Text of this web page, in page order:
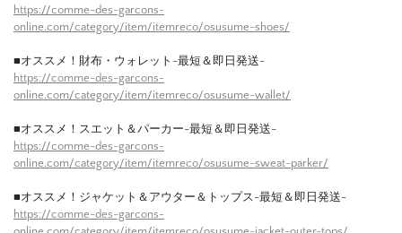
https://comme-des-garcons-
online.com/category/item/itemreco/osusume-shoes/
■オススメ！財布・ウォレット-最短＆即日発送-
https://comme-des-garcons-
online.com/category/item/itemreco/osusume-wallet/
■オススメ！スエット＆パーカー-最短＆即日発送-
https://comme-des-garcons-
online.com/category/item/itemreco/osusume-sweat-parker/
■オススメ！ジャケット＆アウター＆トップス-最短＆即日発送-
https://comme-des-garcons-